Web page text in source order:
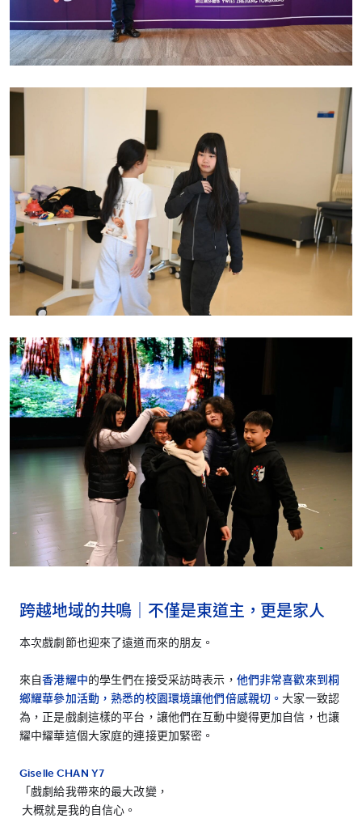
跨越地域的共鳴｜不僅是東道主，更是家人
本次戲劇節也迎來了遠道而來的朋友。
來自香港耀中的學生們在接受采訪時表示， 他們非常喜歡來到桐
鄉耀華參加活動，熟悉的校園環境讓他們倍感親切。 大家一致認
為，正是戲劇這樣的平台，讓他們在互動中變得更加自信，也讓
耀中耀華這個大家庭的連接更加緊密。
Giselle CHAN Y7
「戲劇給我帶來的最大改變，
大概就是我的自信心。